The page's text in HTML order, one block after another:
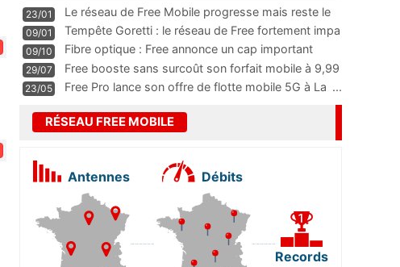
23/01
Le réseau de Free Mobile progresse mais reste le
m
...
09/01
Tempête Goretti : le réseau de Free fortement impa
09/10
Fibre optique : Free annonce un cap important
pass
...
29/07
Free booste sans surcoût son forfait mobile à 9,99
23/05 Free Pro lance son offre de flotte mobile 5G à La ...
RÉSEAU FREE MOBILE
Antennes Débits
Records